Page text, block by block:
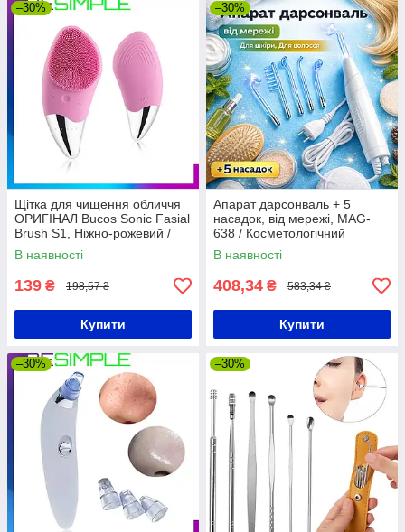
–30%
Щітка для чищення обличчя
ОРИГІНАЛ Bucos Sonic Fasial
Brush S1, Ніжно-рожевий /
Електрична щітка для
обличчя
В наявності
139 ₴ 198,57 ₴
Купити
–30%
Апарат дарсонваль + 5
насадок, від мережі, MAG-
638 / Косметологічний
дарсонваль / Дарсонваль для
волосся
В наявності
408,34 ₴ 583,34 ₴
Купити
–30% –30%